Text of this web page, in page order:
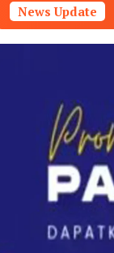
News Update
Diduga